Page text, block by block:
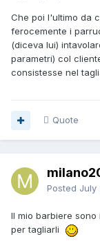
Che poi l'ultimo da
ferocemente i
(diceva lui)
parametri) col
consistesse nel
Quote
Posted July
Il mio barbiere
per tagliarli